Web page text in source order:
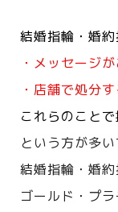
結婚指輪・婚
・メッセージ
・店舗で処分
これらのこと
という方が多い
結婚指輪・婚
ゴールド・プ